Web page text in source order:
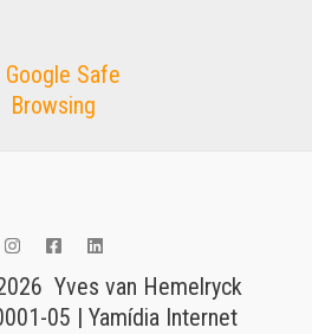
Yves van Hemelryck
05 | Yamídia Internet